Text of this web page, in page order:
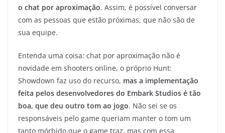
o chat por aproximação. Assim, é possível conversar
com as pessoas que estão próximas, que não são de
sua equipe.
Entenda uma coisa: chat por aproximação não é
novidade em shooters online, o próprio Hunt:
Showdown faz uso do recurso, mas a implementação
feita pelos desenvolvedores do Embark Studios é tão
boa, que deu outro tom ao jogo. Não sei se os
responsáveis pelo game queriam manter o tom um
tanto mórbido que o game traz, mas com essa